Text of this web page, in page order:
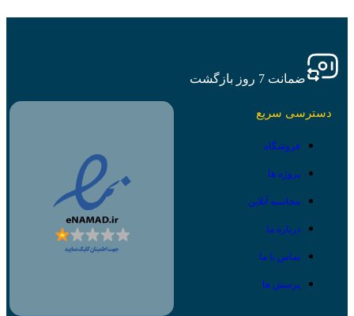
ضمانت 7 روز بازگشت
دسترسی سریع
فروشگاه
پروژه ها
محاسبه آنلاین
درباره ما
تماس با ما
پرسش ها